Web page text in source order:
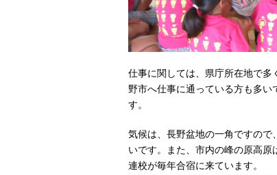
仕事に関しては、県庁所在地で
野市へ仕事に通っている方も多
す。
気候は、長野盆地の一角ですの
いです。また、市内の峰の原高
連校が毎年合宿に来ています。